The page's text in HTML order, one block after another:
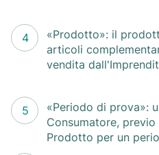
«Prodotto»: il
articoli
vendita
«Periodo di prova»:
Consumatore,
Prodotto per un